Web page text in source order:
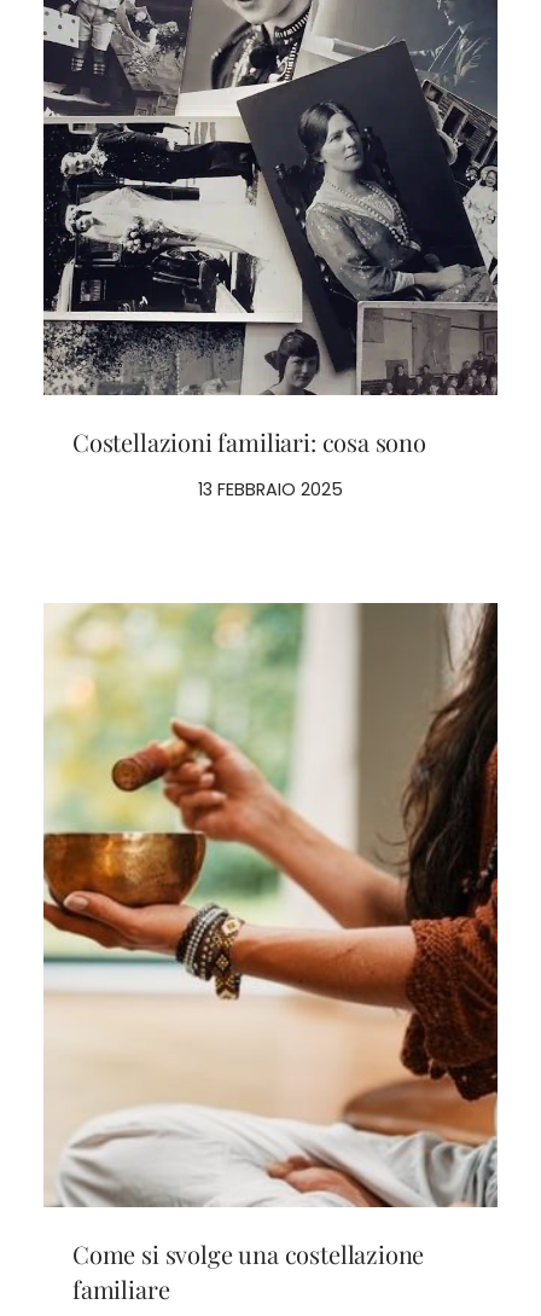
Costellazioni familiari: cosa sono
13 FEBBRAIO 2025
Come si svolge una costellazione
familiare